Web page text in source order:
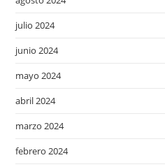
julio 2024
junio 2024
mayo 2024
abril 2024
marzo 2024
febrero 2024